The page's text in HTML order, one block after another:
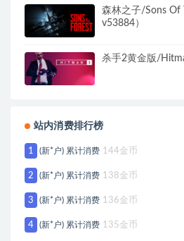
森林之子/Sons Of
v53884）
杀手2黄金版/
站内消费排行榜
1 (新*户) 累计消费 144金币
2 (新*户) 累计消费 138金币
3 (新*户) 累计消费 136金币
4 (新*户) 累计消费 135金币